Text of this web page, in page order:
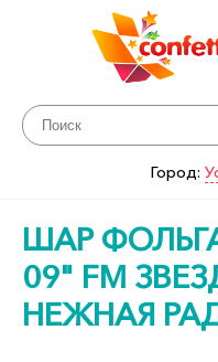
Город:
ШАР
09" FM
НЕЖНАЯ